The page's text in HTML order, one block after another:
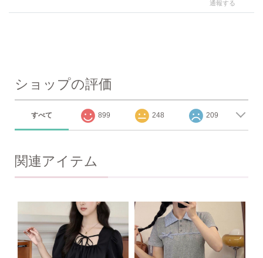
通報する
ショップの評価
すべて 899 248 209
関連アイテム